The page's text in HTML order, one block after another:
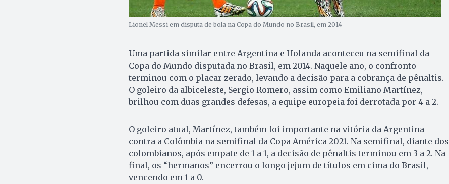
Lionel Messi em disputa de bola na Copa do Mundo no Brasil, em 2014
Uma partida similar entre Argentina e Holanda aconteceu na semifinal da
Copa do Mundo disputada no Brasil, em 2014. Naquele ano, o confronto
terminou com o placar zerado, levando a decisão para a cobrança de pênaltis.
O goleiro da albiceleste, Sergio Romero, assim como Emiliano Martínez,
brilhou com duas grandes defesas, a equipe europeia foi derrotada por 4 a 2.
O goleiro atual, Martínez, também foi importante na vitória da Argentina
contra a Colômbia na semifinal da Copa América 2021. Na semifinal, diante dos
colombianos, após empate de 1 a 1, a decisão de pênaltis terminou em 3 a 2. Na
final, os “hermanos” encerrou o longo jejum de títulos em cima do Brasil,
vencendo em 1 a 0.